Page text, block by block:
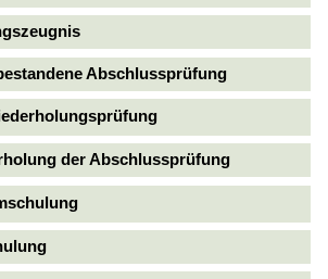
Abschlussprüfung
der Abschlussprüfung